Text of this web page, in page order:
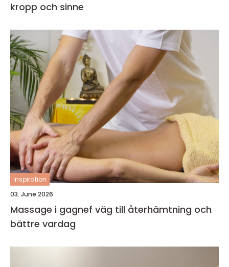
kropp och sinne
inspiration
03. June 2026
Massage i gagnef väg till återhämtning och
bättre vardag